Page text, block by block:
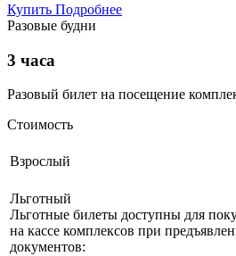
Купить Подробнее
Разовые будни
3 часа
Разовый билет на посещение
Стоимость
Взрослый
Льготный
Льготные билеты доступны для
на кассе комплексов при
документов: